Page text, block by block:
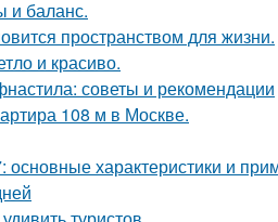
и баланс.
пространством для жизни.
и красиво.
советы и рекомендации
108 м в Москве.
характеристики и